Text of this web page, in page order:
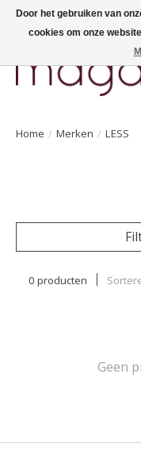
Hi, nice to meet you!
Home / Merken / LESS
0 producten
Geen
Door het gebruiken van
cookies om onze